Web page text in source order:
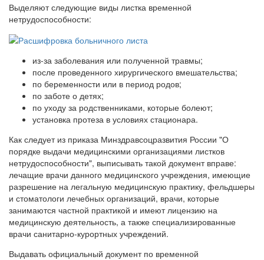
Выделяют следующие виды листка временной
нетрудоспособности:
из-за заболевания или полученной травмы;
после проведенного хирургического вмешательства;
по беременности или в период родов;
по заботе о детях;
по уходу за родственниками, которые болеют;
установка протеза в условиях стационара.
Как следует из приказа Минздравсоцразвития России "О
порядке выдачи медицинскими организациями листков
нетрудоспособности", выписывать такой документ вправе:
лечащие врачи данного медицинского учреждения, имеющие
разрешение на легальную медицинскую практику, фельдшеры
и стоматологи лечебных организаций, врачи, которые
занимаются частной практикой и имеют лицензию на
медицинскую деятельность, а также специализированные
врачи санитарно-курортных учреждений.
Выдавать официальный документ по временной